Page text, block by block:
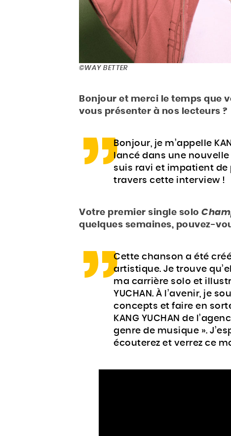
©WAY BETTER
Bonjour et merci le temps que
vous présenter à nos lecteurs ?
Bonjour, je m’appelle
lancé dans une
suis ravi et impatient de
travers cette interview !
Votre premier single solo
quelques semaines, pouvez-
Cette chanson a été
artistique. Je trouve
ma carrière solo et
YUCHAN. À l’avenir, je
concepts et faire en
KANG YUCHAN de
genre de musique ».
écouterez et verrez ce